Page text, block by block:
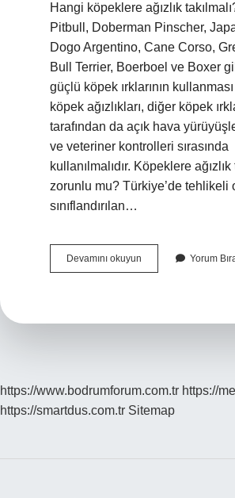
Hangi köpeklere ağızlık
Pitbull, Doberman Pinscher,
Dogo Argentino, Cane Corso,
Bull Terrier, Boerboel ve Boxer
güçlü köpek ırklarının
köpek ağızlıkları, diğer köpek
tarafından da açık hava
ve veteriner kontrolleri sırasında
kullanılmalıdır. Köpeklere
zorunlu mu? Türkiye’de tehlikeli
sınıflandırılan…
Devamını okuyun Köpekler
Için
Yorum
https://www.bodrumforum.com.tr https://
https://smartdus.com.tr Sitemap